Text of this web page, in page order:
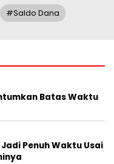
#saldo Dana
Batas Waktu
Penuh Waktu Usai